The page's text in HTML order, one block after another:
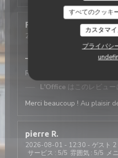
すべてのクッキ
カスタマ
プライバシ
Frédéric
2026-08-01
- 19:00 - ゲスト 3
雰囲気:5/5 メ
Rien a redire entrées plats
L'Office はこのレビュ
Merci beaucoup ! Au plaisir
pierre R
2026-08-01 - 12:30 - ゲスト 2
サービス : 5/5 雰囲気 : 5/5 メ